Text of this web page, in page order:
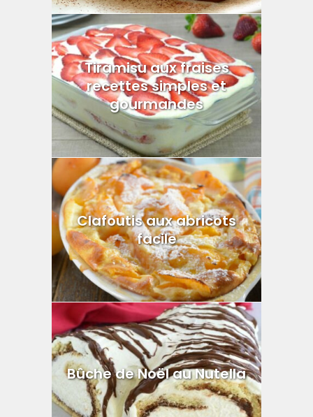
Tiramisu aux fraises
recettes simples et
gourmandes
Clafoutis aux abricots
facile
Bûche de Noël au Nutella